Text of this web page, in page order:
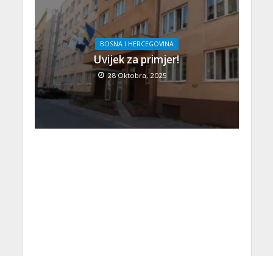
BOSNA I HERCEGOVINA
Uvijek za primjer!
28 Oktobra, 2025